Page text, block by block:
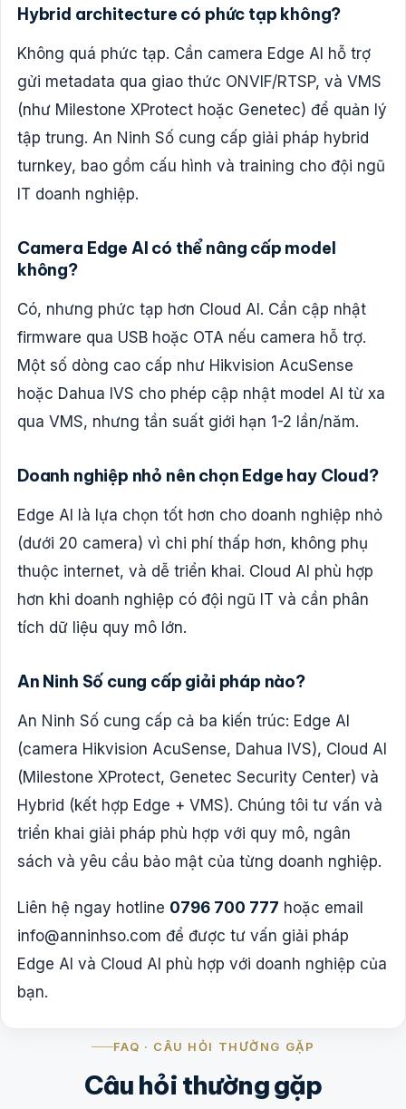
Hybrid architecture có phức tạp không?
Không quá phức tạp. Cần camera Edge AI hỗ trợ
gửi metadata qua giao thức ONVIF/RTSP, và VMS
(như Milestone XProtect hoặc Genetec) để quản lý
tập trung. An Ninh Số cung cấp giải pháp hybrid
turnkey, bao gồm cấu hình và training cho đội ngũ
IT doanh nghiệp.
Camera Edge AI có thể nâng cấp model
không?
Có, nhưng phức tạp hơn Cloud AI. Cần cập nhật
firmware qua USB hoặc OTA nếu camera hỗ trợ.
Một số dòng cao cấp như Hikvision AcuSense
hoặc Dahua IVS cho phép cập nhật model AI từ xa
qua VMS, nhưng tần suất giới hạn 1-2 lần/năm.
Doanh nghiệp nhỏ nên chọn Edge hay Cloud?
Edge AI là lựa chọn tốt hơn cho doanh nghiệp nhỏ
(dưới 20 camera) vì chi phí thấp hơn, không phụ
thuộc internet, và dễ triển khai. Cloud AI phù hợp
hơn khi doanh nghiệp có đội ngũ IT và cần phân
tích dữ liệu quy mô lớn.
An Ninh Số cung cấp giải pháp nào?
An Ninh Số cung cấp cả ba kiến trúc: Edge AI
(camera Hikvision AcuSense, Dahua IVS), Cloud AI
(Milestone XProtect, Genetec Security Center) và
Hybrid (kết hợp Edge + VMS). Chúng tôi tư vấn và
triển khai giải pháp phù hợp với quy mô, ngân
sách và yêu cầu bảo mật của từng doanh nghiệp.
Liên hệ ngay hotline 0796 700 777 hoặc email
info@anninhso.com để được tư vấn giải pháp
Edge AI và Cloud AI phù hợp với doanh nghiệp của
bạn.
FAQ · CÂU HỎI THƯỜNG GẶP
Câu hỏi thường gặp